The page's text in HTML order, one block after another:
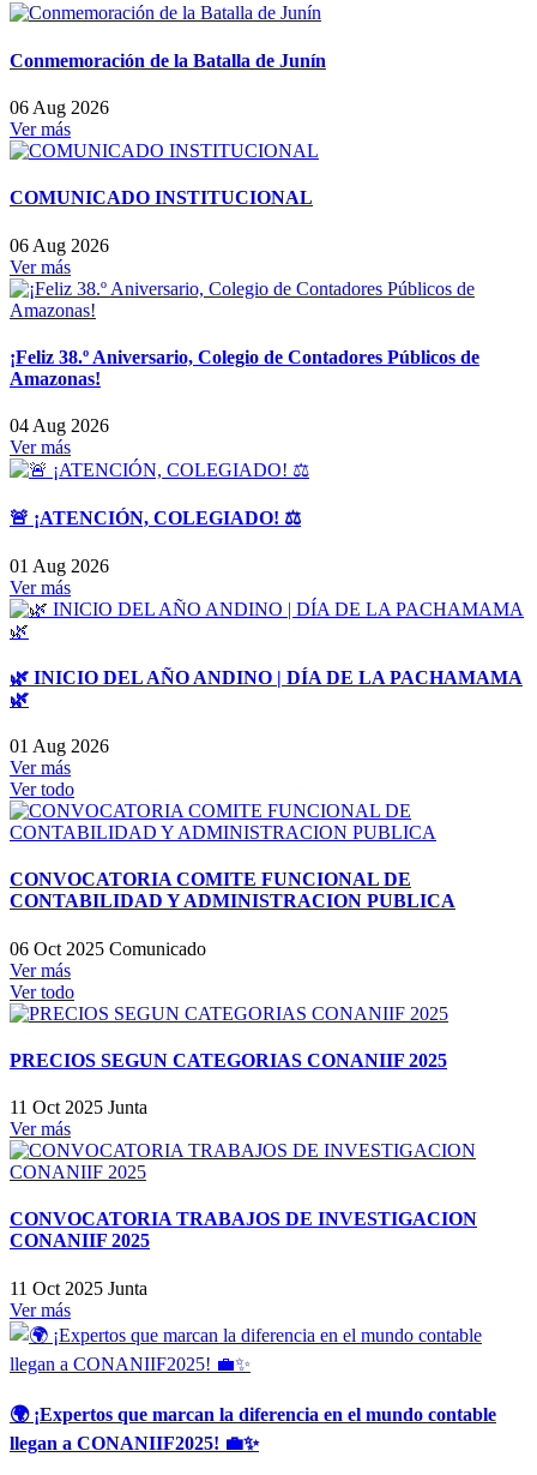
Conmemoración de la Batalla de Junín
06 Aug 2026
Ver más
COMUNICADO INSTITUCIONAL
06 Aug 2026
Ver más
¡Feliz 38.º Aniversario, Colegio de Contadores Públicos de
Amazonas!
04 Aug 2026
Ver más
🚨 ¡ATENCIÓN, COLEGIADO! ⚖️
01 Aug 2026
Ver más
🌿 INICIO DEL AÑO ANDINO | DÍA DE LA PACHAMAMA
🌿
01 Aug 2026
Ver más
Ver todo
CONVOCATORIA COMITE FUNCIONAL DE
CONTABILIDAD Y ADMINISTRACION PUBLICA
06 Oct 2025 Comunicado
Ver más
Ver todo
PRECIOS SEGUN CATEGORIAS CONANIIF 2025
11 Oct 2025 Junta
Ver más
CONVOCATORIA TRABAJOS DE INVESTIGACION
CONANIIF 2025
11 Oct 2025 Junta
Ver más
🌍 ¡Expertos que marcan la diferencia en el mundo contable
llegan a CONANIIF2025! 💼✨